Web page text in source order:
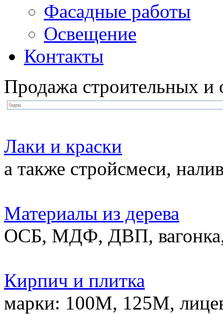
Фасадные работы
Освещение
Контакты
Продажа строительных и
Лаки и краски
а также стройсмеси,
Материалы из дерева
ОСБ, МДФ, ДВП,
Кирпич и плитка
марки: 100М, 125М,